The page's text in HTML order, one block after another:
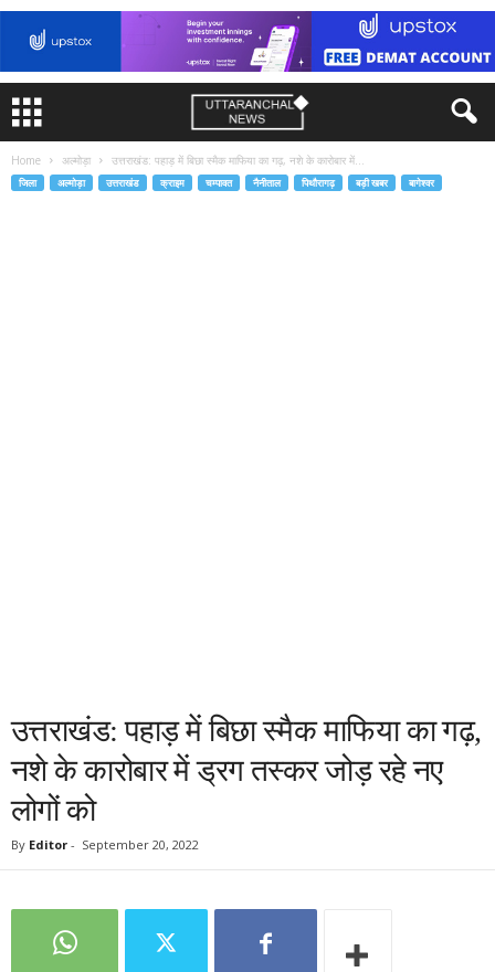
Home अल्मोड़ा उत्तराखंड: पहाड़ में बिछा स्मैक माफिया का गढ़, नशे के कारोबार में...
जिला अल्मोड़ा उत्तराखंड क्राइम चम्पावत नैनीताल पिथौरागढ़ बड़ी खबर बागेश्वर
उत्तराखंड: पहाड़ में बिछा स्मैक माफिया का गढ़,
नशे के कारोबार में ड्रग तस्कर जोड़ रहे नए
लोगों को
By Editor - September 20, 2022